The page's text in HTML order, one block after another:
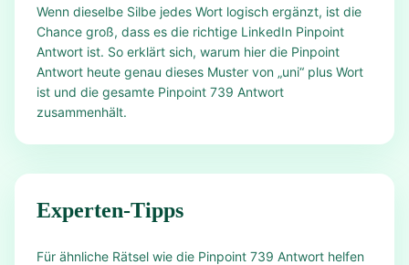
Wenn dieselbe Silbe jedes Wort logisch ergänzt, ist die
Chance groß, dass es die richtige LinkedIn Pinpoint
Antwort ist. So erklärt sich, warum hier die Pinpoint
Antwort heute genau dieses Muster von „uni“ plus Wort
ist und die gesamte Pinpoint 739 Antwort
zusammenhält.
Experten-Tipps
Für ähnliche Rätsel wie die Pinpoint 739 Antwort helfen